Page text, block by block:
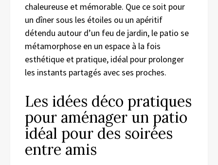
chaleureuse et mémorable. Que ce soit pour
un dîner sous les étoiles ou un apéritif
détendu autour d’un feu de jardin, le patio se
métamorphose en un espace à la fois
esthétique et pratique, idéal pour prolonger
les instants partagés avec ses proches.
Les idées déco pratiques
pour aménager un patio
idéal pour des soirées
entre amis